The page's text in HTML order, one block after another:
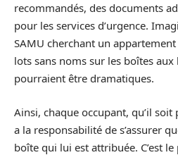
recommandés, des documents
pour les services d’urgence.
SAMU cherchant un
lots sans noms sur les boîtes
pourraient être dramatiques.
Ainsi, chaque occupant, qu’il
a la responsabilité de s’assurer
boîte qui lui est attribuée. C’est